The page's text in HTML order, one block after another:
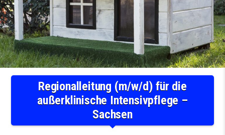
Regionalleitung (m/w/d) für die
außerklinische Intensivpflege –
Sachsen